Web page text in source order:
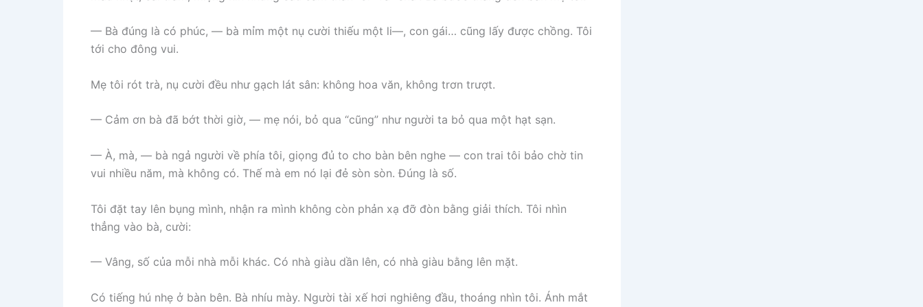
— Bà đúng là có phúc, — bà mỉm một nụ cười thiếu một li—, con gái… cũng lấy được chồng. Tôi
tới cho đông vui.
Mẹ tôi rót trà, nụ cười đều như gạch lát sân: không hoa văn, không trơn trượt.
— Cảm ơn bà đã bớt thời giờ, — mẹ nói, bỏ qua “cũng” như người ta bỏ qua một hạt sạn.
— À, mà, — bà ngả người về phía tôi, giọng đủ to cho bàn bên nghe — con trai tôi bảo chờ tin
vui nhiều năm, mà không có. Thế mà em nó lại đẻ sòn sòn. Đúng là số.
Tôi đặt tay lên bụng mình, nhận ra mình không còn phản xạ đỡ đòn bằng giải thích. Tôi nhìn
thẳng vào bà, cười:
— Vâng, số của mỗi nhà mỗi khác. Có nhà giàu dần lên, có nhà giàu bằng lên mặt.
Có tiếng hú nhẹ ở bàn bên. Bà nhíu mày. Người tài xế hơi nghiêng đầu, thoáng nhìn tôi. Ánh mắt